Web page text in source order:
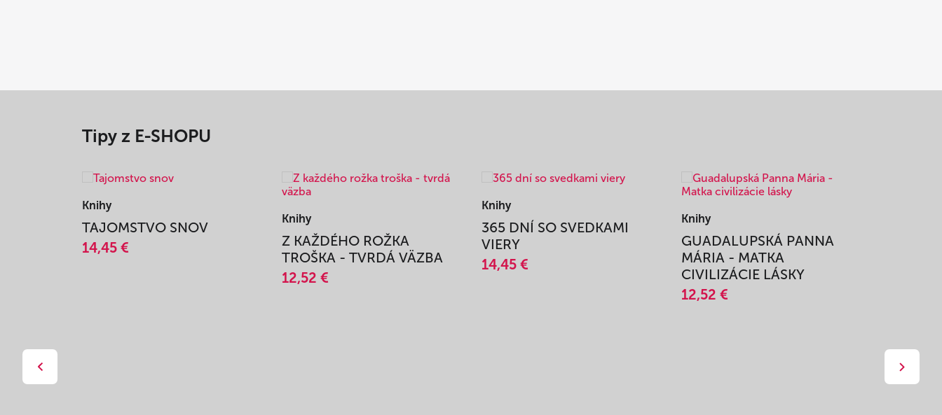
Tipy z E-SHOPU
Knihy
TAJOMSTVO SNOV
14,45 €
Knihy
Z KAŽDÉHO ROŽKA
TROŠKA - TVRDÁ VÄZBA
12,52 €
Knihy
365 DNÍ SO SVEDKAMI
VIERY
14,45 €
Knihy
GUADALUPSKÁ PANNA
MÁRIA - MATKA
CIVILIZÁCIE LÁSKY
12,52 €